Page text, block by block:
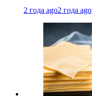
2 года ago2 года ago